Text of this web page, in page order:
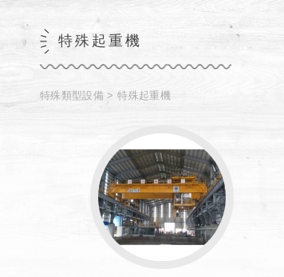
特殊起重機
特殊類型設備 特殊起重機